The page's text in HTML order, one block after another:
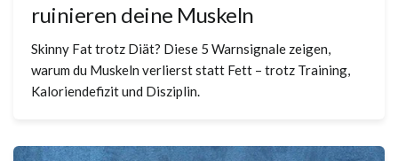
ruinieren deine Muskeln
Skinny Fat trotz Diät? Diese 5 Warnsignale zeigen,
warum du Muskeln verlierst statt Fett – trotz Training,
Kaloriendefizit und Disziplin.